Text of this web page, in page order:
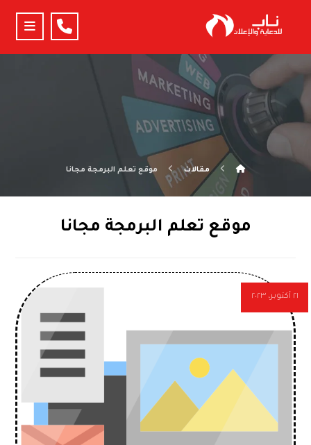
مقالات موقع تعلم البرمجة مجانا
موقع تعلم البرمجة مجانا
٢١ أكتوبر، ٢٠٢٣